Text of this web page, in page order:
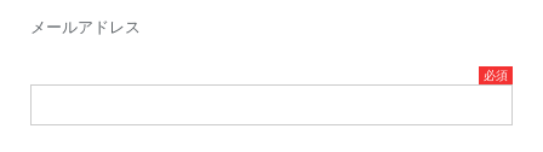
メールアドレス